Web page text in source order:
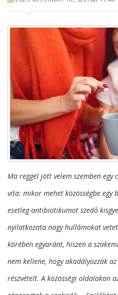
Ma reggel jött velem szemben egy
vita: mikor mehet közösségbe egy
esetleg antibiotikumot szedő
nyilatkozata nagy hullámokat
körében egyaránt, hiszen a
nem kellene, hogy akadályozzák
részvételt. A közösségi oldalakon